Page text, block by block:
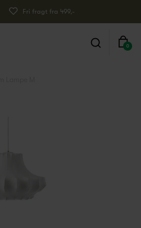
Fri fragt fra 499,-
0